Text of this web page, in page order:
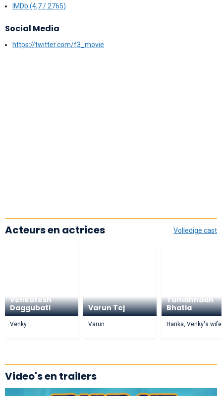
IMDb (4,7 / 2765)
Social Media
https://twitter.com/f3_movie
Volledige cast
Acteurs en actrices
Venkatesh
Daggubati
Venky
Varun Tej
Varun
Tamannaah
Bhatia
Harika, Venky's wife
Video's en trailers